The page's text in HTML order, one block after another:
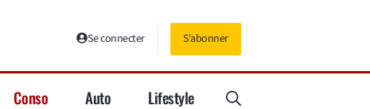
Se connecter S'abonner
Conso Auto Lifestyle